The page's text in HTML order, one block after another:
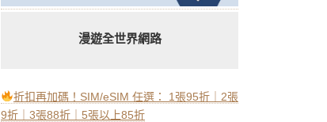
漫遊全世界網路
折扣再加碼！SIM/eSIM 任選： 1張95折｜2張
9折｜3張88折｜5張以上85折